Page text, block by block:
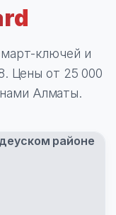
ключей и
Цены от 25 000
Алматы.